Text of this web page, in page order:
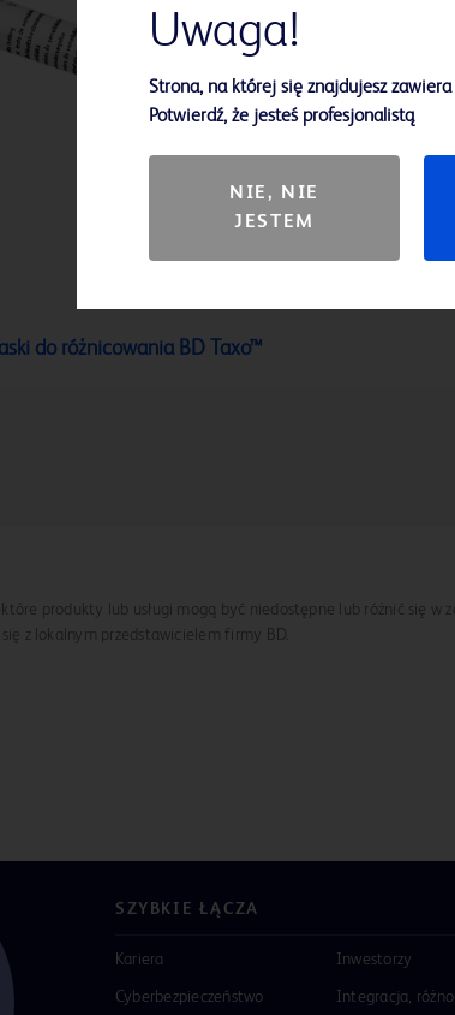
do różnicowania BD Taxo™
produkty lub usługi mogą być niedostępne lub różnić się w
z lokalnym przedstawicielem firmy BD.
SZYBKIE ŁĄCZA
Kariera
Cyberbezpieczeństwo
Inwestorzy
Integracja,
Uwaga!
Strona, na której się znajdujesz
Potwierdź, że jesteś profesjonalistą
NIE, NIE
JESTEM